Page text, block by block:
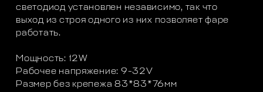
светодиод установлен независимо, так что
выход из строя одного из них позволяет фаре
работать.
Мощность: 12W
Рабочее напряжение: 9-32V
Размер без крепежа 83*83*76мм